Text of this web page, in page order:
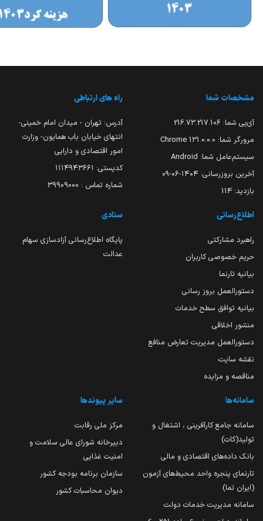
مشخصات شما
آی‌پی شما: 216.73.217.106
مرورگر شما: 131.0.0.0 Chrome
سیستم‌عامل شما: Android
آخرین بروزرسانی: ۱۴۰۴-۰۶-۰۹
بازدید: 114
راه های ارتباطی
آدرس: تهران - میدان امام خمینی-
انتهای خیابان باب همایون- وزارت
امور اقتصادی و دارایی
کدپستی: ۱۱۱۴۹۴۳۶۶۱
شماره تماس : 39909000
اطلاع‌رسانی
راهبرد مشارکتی
حریم خصوصی کاربران
بیانیه تارنما
دستورالعمل بروز رسانی
بیانیه توافق سطح خدمات
منشور اخلاقی
دستورالعمل مدیریت تعارض منافع
نقشه سایت
مناقصه و مزایده
ستادی
پایگاه اطلاع‌رسانی آزادسازی سهام
عدالت
سامانه‌ها
سامانه جامع کارآفرینی ، اشتغال و
تولید(کات)
بانک داده‌های اقتصادی و مالی
تارنمای پنجره واحد محیط‌های آزمون
(ایران تما)
سامانه مدیریت خدمات دولت
سایر پیوندها
مرکز ملی رقابت
دبیرخانه شورای عالی سلامت و
امنیت غذایی
سازمان برنامه بودجه کشور
دیوان محاسبات کشور